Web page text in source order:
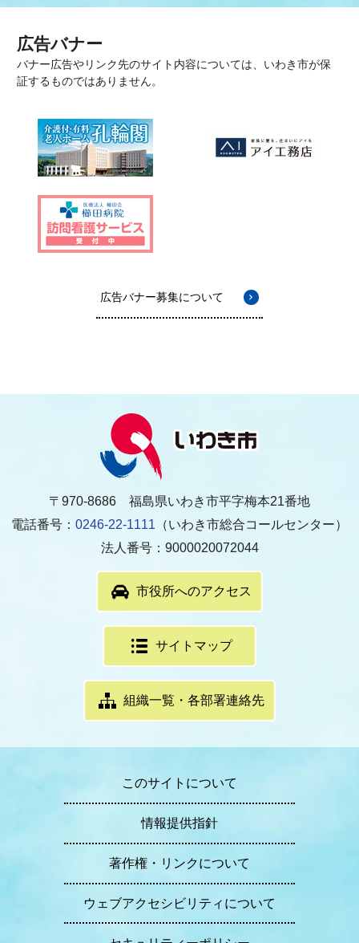
広告バナー
バナー広告やリンク先のサイト内容については、いわき市が保
証するものではありません。
広告バナー募集について
〒970-8686 福島県いわき市平字梅本21番地
電話番号： 0246-22-1111 （いわき市総合コールセンター）
法人番号：9000020072044
市役所へのアクセス
サイトマップ
組織一覧・各部署連絡先
このサイトについて
情報提供指針
著作権・リンクについて
ウェブアクセシビリティについて